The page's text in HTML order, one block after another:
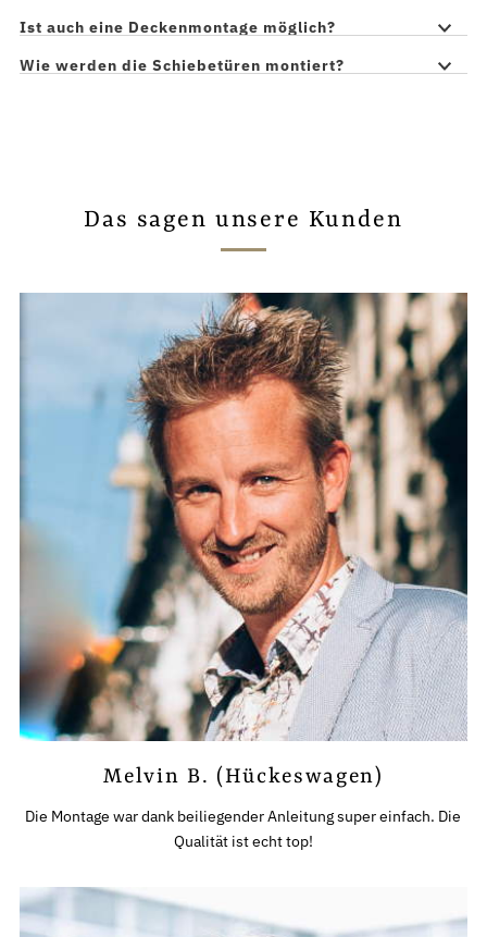
Ist auch eine Deckenmontage möglich?
Wie werden die Schiebetüren montiert?
Das sagen unsere Kunden
Melvin B. (Hückeswagen)
Die Montage war dank beiliegender Anleitung super einfach. Die
Qualität ist echt top!